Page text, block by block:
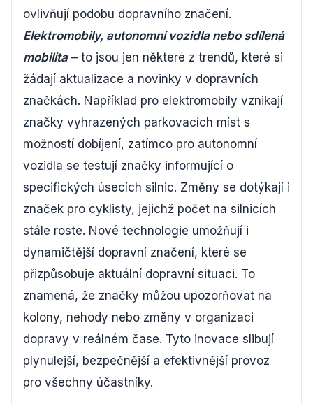
ovlivňují podobu dopravního značení.
Elektromobily, autonomní vozidla nebo sdílená
mobilita– to jsou jen některé z trendů, které si
žádají aktualizace a novinky v dopravních
značkách. Například pro elektromobily vznikají
značky vyhrazených parkovacích míst s
možností dobíjení, zatímco pro autonomní
vozidla se testují značky informující o
specifických úsecích silnic. Změny se dotýkají i
značek pro cyklisty, jejichž počet na silnicích
stále roste. Nové technologie umožňují i
dynamičtější dopravní značení, které se
přizpůsobuje aktuální dopravní situaci. To
znamená, že značky můžou upozorňovat na
kolony, nehody nebo změny v organizaci
dopravy v reálném čase. Tyto inovace slibují
plynulejší, bezpečnější a efektivnější provoz
pro všechny účastníky.